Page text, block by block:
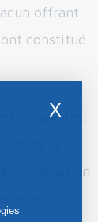
offrant
constitué
bénévoles,
de la
coordination
X